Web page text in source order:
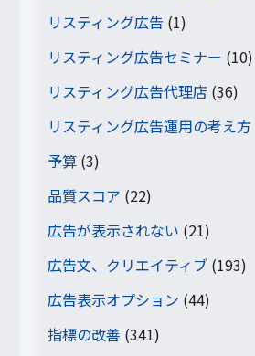
リスティング広告 (1)
リスティング広告セミナー (10)
リスティング広告代理店 (36)
リスティング広告運用の考え方
予算 (3)
品質スコア (22)
広告が表示されない (21)
広告文、クリエイティブ (193)
広告表示オプション (44)
指標の改善 (341)